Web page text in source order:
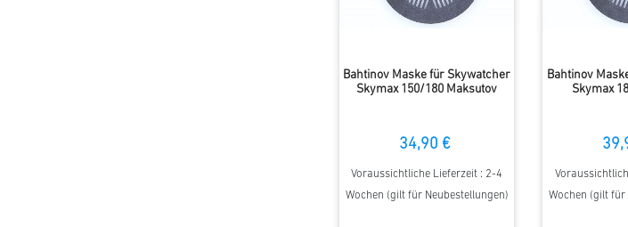
Bahtinov Maske für Skywatcher
Skymax 150/180 Maksutov
34,90 €
Voraussichtliche Lieferzeit : 2-4
Wochen (gilt für Neubestellungen)
Bahtinov
Skymax
Wochen (gilt für